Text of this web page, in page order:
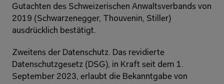
Gutachten des Schweizerischen Anwaltsverbands von
2019 (Schwarzenegger, Thouvenin, Stiller)
ausdrücklich bestätigt.
Zweitens der Datenschutz. Das revidierte
Datenschutzgesetz (DSG), in Kraft seit dem 1.
September 2023, erlaubt die Bekanntgabe von